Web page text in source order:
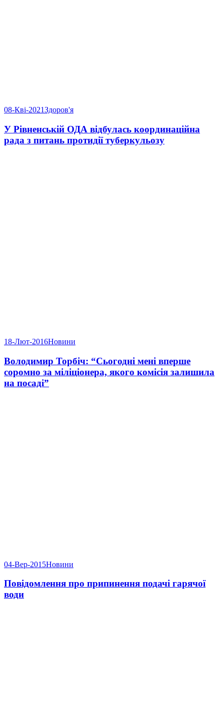
08-Кві-2021Здоров'я
У Рівненській ОДА відбулась координаційна
рада з питань протидії туберкульозу
18-Лют-2016Новини
Володимир Торбіч: “Сьогодні мені вперше
соромно за міліціонера, якого комісія залишила
на посаді”
04-Вер-2015Новини
Повідомлення про припинення подачі гарячої
води